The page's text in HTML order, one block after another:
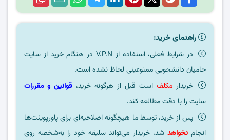
راهنمای خرید:
در شرایط فعلی، استفاده از V.P.N در هنگام خرید از سایت
حامیان دانشجویی ممنوعیتی لحاظ نشده است.
خریدارمکلف است قبل از هرگونه خرید،قوانین و مقررات
سایت را با دقت مطالعه کند.
پس از خرید، توسط ما هیچگونه اصلاحیه‌ای برای پاورپوینت‌ها
انجام نخواهد شد، خریدار می‌تواند سلیقه خود را به‌شخصه روی